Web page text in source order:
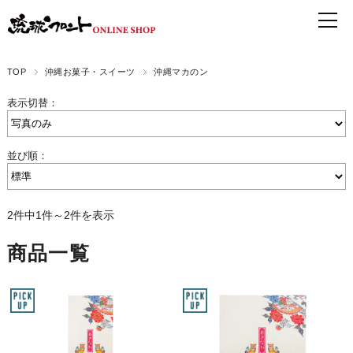
TOP 沖縄お菓子・スイーツ 沖縄マカのン
表示切替：
並び順：
2件中1件～2件を表示
商品一覧